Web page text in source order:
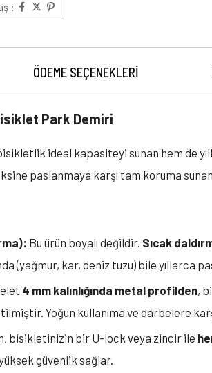
:
ÖDEME SEÇENEKLERI
Park Demiri
ideal kapasiteyi sunan hem de
paslanmaya karşı tam koruma sunan
Bu ürün boyalı değildir. Sıcak
(yağmur, kar, deniz tuzu) bile yıllarca
4 mm kalınlığında metal profilden,
Yoğun kullanıma ve darbelere
bisikletinizin bir U-lock veya zincir ile
güvenlik sağlar.